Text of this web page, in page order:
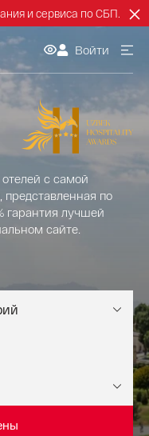
и сервиса по СБП.
Войти
с самой
по
гарантия лучшей
сайте.